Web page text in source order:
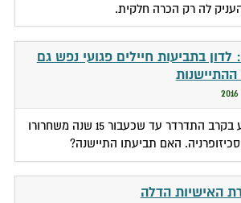
לה רק הכרה חלקית.
בתביעות חיילים פגועי נפש גם
מצבו של חייל שנפגע בקרב התדרדר עד שכעבור 15 שנה משחרורו
האם תביעתו התיישנה?
האישיות הדלה